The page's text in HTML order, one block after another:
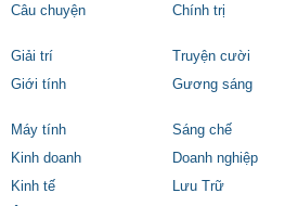
Câu chuyện
Chính trị
Giải trí
Truyện cười
Giới tính
Gương sáng
Máy tính
Sáng chế
Kinh doanh
Doanh nghiệp
Kinh tế
Lưu Trữ